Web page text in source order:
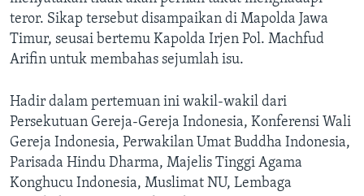
teror. Sikap tersebut disampaikan di Mapolda Jawa
Timur, seusai bertemu Kapolda Irjen Pol. Machfud
Arifin untuk membahas sejumlah isu.
Hadir dalam pertemuan ini wakil-wakil dari
Persekutuan Gereja-Gereja Indonesia, Konferensi Wali
Gereja Indonesia, Perwakilan Umat Buddha Indonesia,
Parisada Hindu Dharma, Majelis Tinggi Agama
Konghucu Indonesia, Muslimat NU, Lembaga